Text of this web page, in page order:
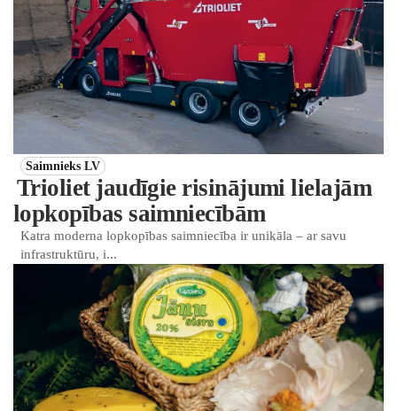
Saimnieks LV
Trioliet jaudīgie risinājumi lielajām
lopkopības saimniecībām
Katra moderna lopkopības saimniecība ir unikāla – ar savu
infrastruktūru, i...